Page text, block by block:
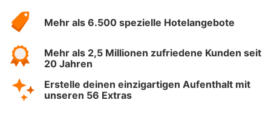
Hotelspecials
Mehr als 6.500 spezielle Hotelangebote
Mehr als 2,5 Millionen zufriedene Kunden seit
20 Jahren
Erstelle deinen einzigartigen Aufenthalt mit
unseren 56 Extras